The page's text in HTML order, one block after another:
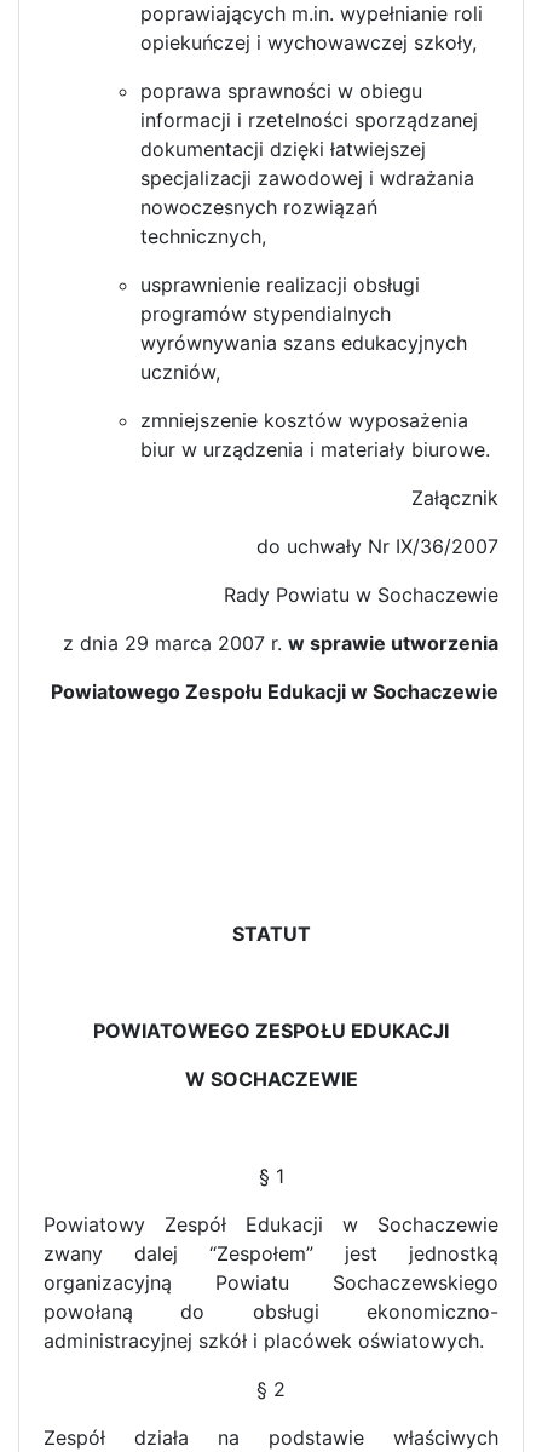
poprawiających m.in. wypełnianie roli
opiekuńczej i wychowawczej szkoły,
poprawa sprawności w obiegu
informacji i rzetelności sporządzanej
dokumentacji dzięki łatwiejszej
specjalizacji zawodowej i wdrażania
nowoczesnych rozwiązań
technicznych,
usprawnienie realizacji obsługi
programów stypendialnych
wyrównywania szans edukacyjnych
uczniów,
zmniejszenie kosztów wyposażenia
biur w urządzenia i materiały biurowe.
Załącznik
do uchwały Nr IX/36/2007
Rady Powiatu w Sochaczewie
z dnia 29 marca 2007 r. w sprawie utworzenia
Powiatowego Zespołu Edukacji w Sochaczewie
STATUT
POWIATOWEGO ZESPOŁU EDUKACJI
W SOCHACZEWIE
§ 1
Powiatowy Zespół Edukacji w Sochaczewie
zwany dalej “Zespołem” jest jednostką
organizacyjną Powiatu Sochaczewskiego
powołaną do obsługi ekonomiczno-
administracyjnej szkół i placówek oświatowych.
§ 2
Zespół działa na podstawie właściwych